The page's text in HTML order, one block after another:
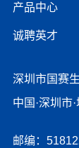
产品中心
诚聘英才
深圳市国赛
中国·深圳市
邮编：